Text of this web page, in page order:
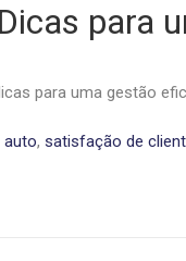
para
para uma gestão
auto, satisfação de